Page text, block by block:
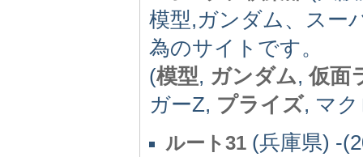
模型,ガンダム、スー
為のサイトです。
(模型, ガンダム,仮面
ガーZ, プライズ, マ
ルート31 (兵庫県) -